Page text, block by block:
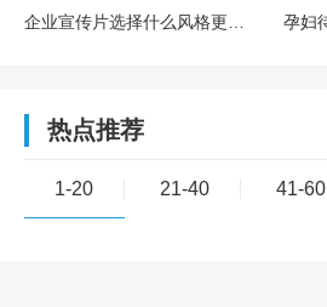
热点推荐
1-20 21-40 41-60